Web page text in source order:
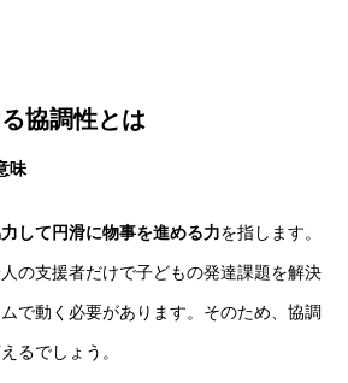
協調性とは
味
して円滑に物事を進める力を指します。
の支援者だけで子どもの発達課題を解決
で動く必要があります。そのため、協調
るでしょう。